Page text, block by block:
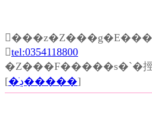
tel:0354118800
�Z���F�����s�`�挳
[
�ڍׂ�����]